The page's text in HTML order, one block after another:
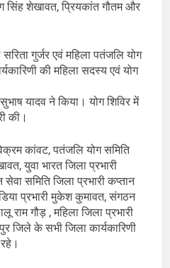
सिंह शेखावत, प्रियकांत गौतम और
सरिता गुर्जर एवं महिला पतंजलि योग
की महिला सदस्य एवं योग
यादव ने किया। योग शिविर में
की।
कांवट, पतंजलि योग समिति
युवा भारत जिला प्रभारी
समिति जिला प्रभारी कप्तान
प्रभारी मुकेश कुमावत, संगठन
राम गौड़ , महिला जिला प्रभारी
जिले के सभी जिला कार्यकारिणी